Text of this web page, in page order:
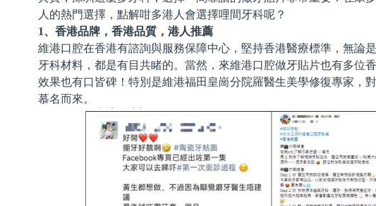
人的熱門選擇，點解咁多港人會選擇哩間牙科呢？
1、香港品牌，香港品質，港人推薦
維港口腔在香港有諮詢與服務保障中心，堅持香港醫療標準，無論
牙科材料，都是有目共睹的。當然，來維港口腔做牙貼片也有多位
效果也有口皆碑！特別是維港福田皇崗分院羅醫生美學修復專家，
慕名而來。